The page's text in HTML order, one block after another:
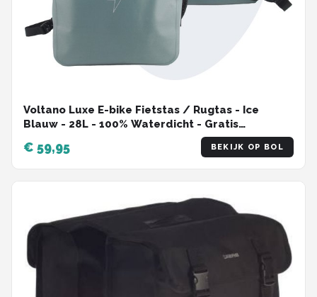
Voltano Luxe E-bike Fietstas / Rugtas - Ice
Blauw - 28L - 100% Waterdicht - Gratis
Schouderband - Met Groot Laptop Vak
€ 59,95 BEKIJK OP BOL